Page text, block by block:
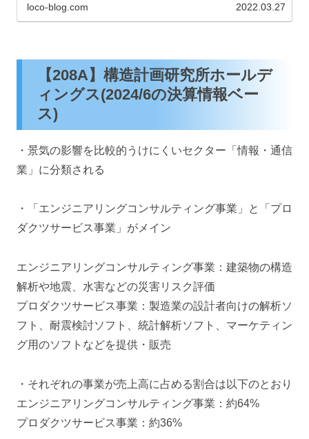
loco-blog.com 2022.03.27
【208A】構造計画研究所ホールデ
ィングス(2024/6の決算情報ベー
ス)
・景気の影響を比較的うけにくいセクター「情報・通信
業」に分類される
・「エンジニアリングコンサルティング事業」と「プロ
ダクツサービス事業」がメイン
エンジニアリングコンサルティング事業：建築物の構造
解析や地震、水害などの災害リスク評価
プロダクツサービス事業：製造業の設計者向けの解析ソ
フト、耐震検討ソフト、統計解析ソフト、マーケティン
グ用のソフトなどを提供・販売
・それぞれの事業が売上高に占める割合は以下のとおり
エンジニアリングコンサルティング事業：約64%
プロダクツサービス事業：約36%